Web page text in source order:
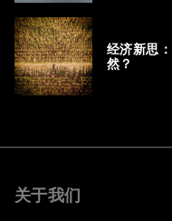
经济新思
然？
关于我们